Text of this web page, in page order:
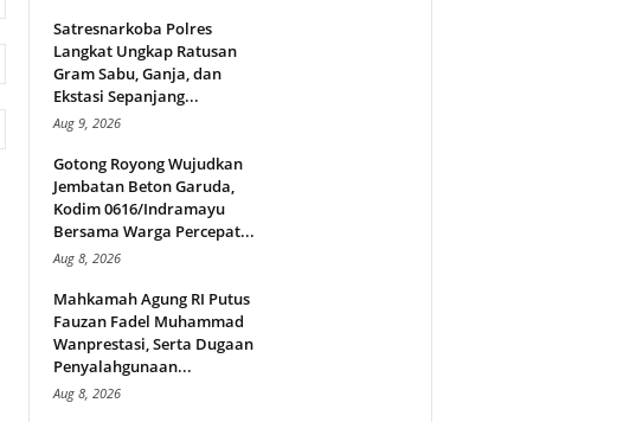
Satresnarkoba Polres
Langkat Ungkap Ratusan
Gram Sabu, Ganja, dan
Ekstasi Sepanjang...
Aug 9, 2026
Gotong Royong Wujudkan
Jembatan Beton Garuda,
Kodim 0616/Indramayu
Bersama Warga Percepat...
Aug 8, 2026
Mahkamah Agung RI Putus
Fauzan Fadel Muhammad
Wanprestasi, Serta Dugaan
Penyalahgunaan...
Aug 8, 2026